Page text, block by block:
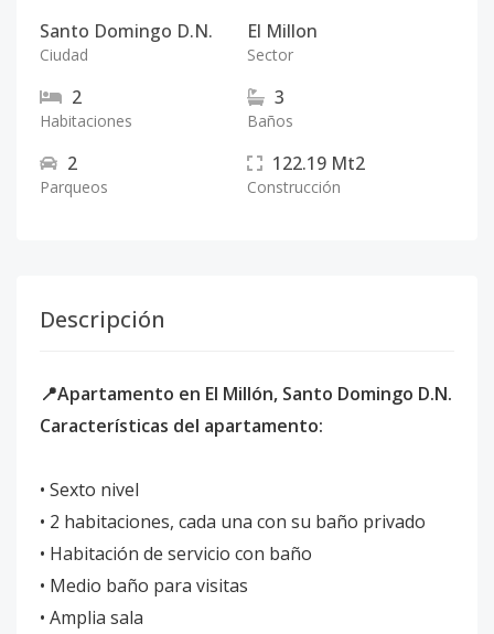
Santo Domingo D.N.
Ciudad
El Millon
Sector
2
Habitaciones
3
Baños
2
Parqueos
122.19 Mt2
Construcción
Descripción
📍Apartamento en El Millón, Santo Domingo D.N.
Características del apartamento:
• Sexto nivel
• 2 habitaciones, cada una con su baño privado
• Habitación de servicio con baño
• Medio baño para visitas
• Amplia sala